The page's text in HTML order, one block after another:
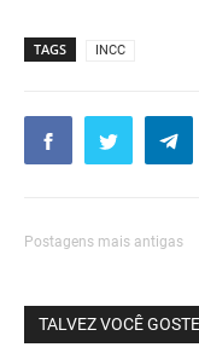
TAGS INCC
Postagens mais antigas
TALVEZ VOCÊ